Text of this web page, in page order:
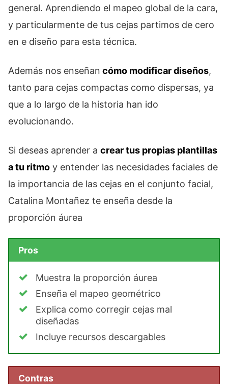
general. Aprendiendo el mapeo global de la cara,
y particularmente de tus cejas partimos de cero
en e diseño para esta técnica.
Además nos enseñan cómo modificar diseños,
tanto para cejas compactas como dispersas, ya
que a lo largo de la historia han ido
evolucionando.
Si deseas aprender a crear tus propias plantillas
a tu ritmo y entender las necesidades faciales de
la importancia de las cejas en el conjunto facial,
Catalina Montañez te enseña desde la
proporción áurea
Pros
Muestra la proporción áurea
Enseña el mapeo geométrico
Explica como corregir cejas mal
diseñadas
Incluye recursos descargables
Contras